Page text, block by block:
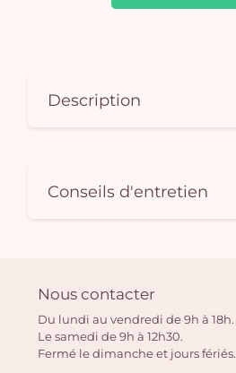
Description
Conseils d'entretien
Nous contacter
Du lundi au vendredi de 9h à 18h.
Le samedi de 9h à 12h30.
Fermé le dimanche et jours fériés.